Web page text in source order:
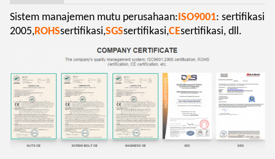
Sistem manajemen mutu perusahaan:ISO9001: sertifikasi
2005,ROHSsertifikasi,SGSsertifikasi,CEsertifikasi, dll.